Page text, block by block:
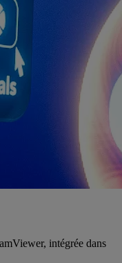
intégrée dans